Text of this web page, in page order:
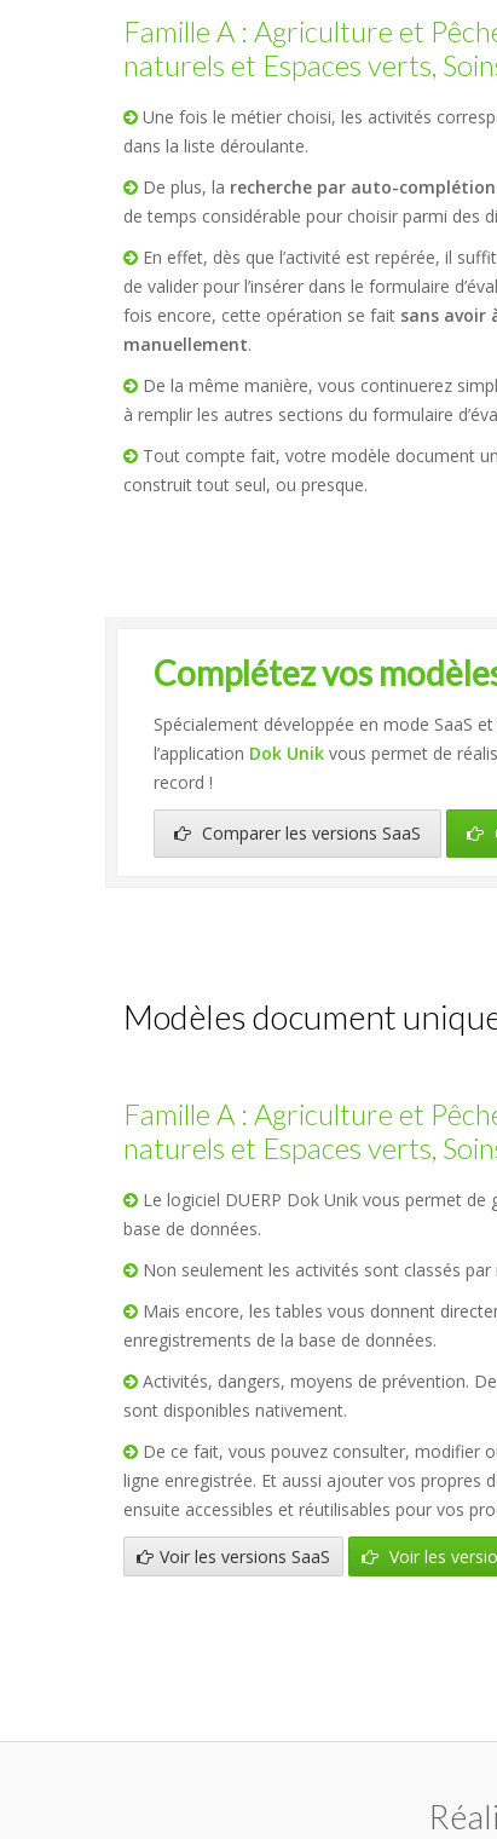
Famille A : Agriculture et
naturels et Espaces verts,
Une fois le métier choisi, les activités
dans la liste déroulante.
De plus, la recherche par auto-complétion
de temps considérable pour choisir parmi des
En effet, dès que l’activité est repérée, il
de valider pour l’insérer dans le formulaire
fois encore, cette opération se fait sans avoir
manuellement.
De la même manière, vous continuerez
à remplir les autres sections du formulaire
Tout compte fait, votre modèle document
construit tout seul, ou presque.
Complétez vos
Spécialement développée en mode SaaS
l’application Dok Unik vous permet de
record !
Comparer les versions SaaS
Modèles document
Famille A : Agriculture et
naturels et Espaces verts,
Le logiciel DUERP Dok Unik vous permet de
base de données.
Non seulement les activités sont classés
Mais encore, les tables vous donnent
enregistrements de la base de données.
Activités, dangers, moyens de prévention.
sont disponibles nativement.
De ce fait, vous pouvez consulter, modifier
ligne enregistrée. Et aussi ajouter vos propres
ensuite accessibles et réutilisables pour vos
Voir les versions SaaS Voir les